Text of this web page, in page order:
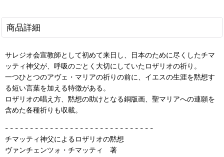
商品詳細
サレジオ会宣教師として初めて来日し、日本のために尽くしたチマ
ッティ神父が、呼吸のごとく大切にしていたロザリオの祈り。
一つひとつのアヴェ・マリアの祈りの前に、イエスの生涯を黙想す
る短い言葉を加える特徴がある。
ロザリオの唱え方、黙想の助けとなる銅版画、聖マリアへの連願を
含めた各種祈りも収載。
- - - - - - - - - - - - - - - - - - - - - - - - - - - - - -
チマッティ神父によるロザリオの黙想
ヴァンチェンツォ・チマッティ 著